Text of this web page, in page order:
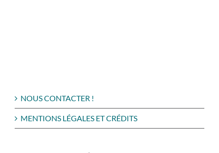
NOUS CONTACTER !
MENTIONS LÉGALES ET CRÉDITS